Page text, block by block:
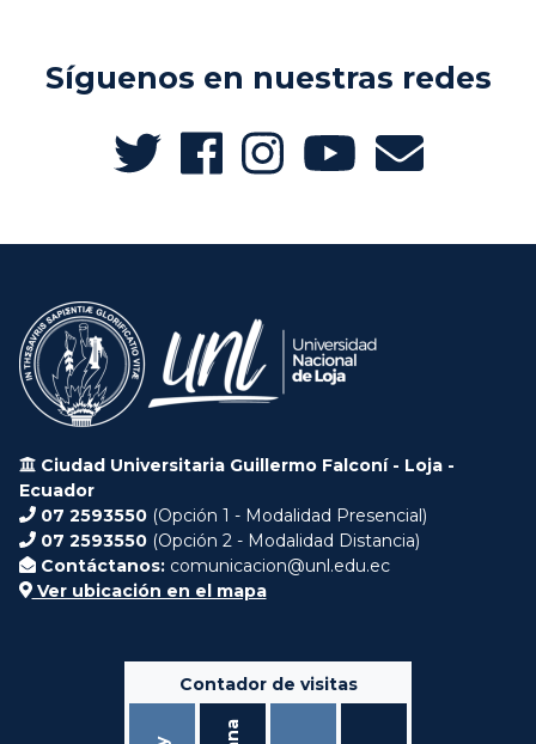
Síguenos en nuestras redes
Ciudad Universitaria Guillermo Falconí - Loja -
Ecuador
07 2593550 (Opción 1 - Modalidad Presencial)
07 2593550 (Opción 2 - Modalidad Distancia)
Contáctanos: comunicacion@unl.edu.ec
Ver ubicación en el mapa
Contador de visitas